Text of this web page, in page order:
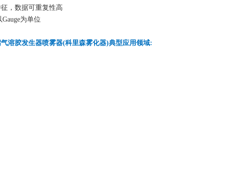
，数据可重复性高
为单位
溶胶发生器喷雾器(科里森雾化器)典型应用领域: